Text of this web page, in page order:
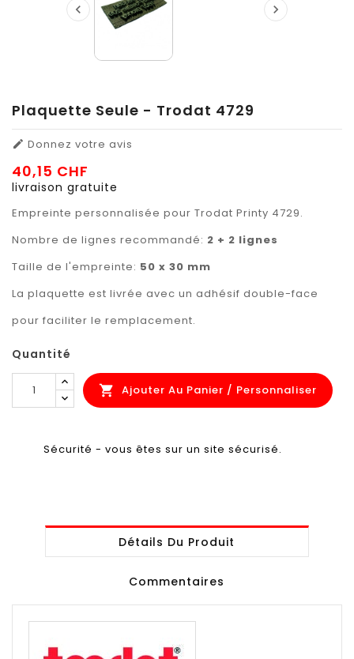
 
Plaquette Seule - Trodat 4729
 Donnez votre avis
40,15 CHF
livraison gratuite
Empreinte personnalisée pour Trodat Printy 4729.
Nombre de lignes recommandé: 2 + 2 lignes
Taille de l'empreinte: 50 x 30 mm
La plaquette est livrée avec un adhésif double-face
pour faciliter le remplacement.
Quantité
 Ajouter Au Panier / Personnaliser
Sécurité - vous êtes sur un site sécurisé.
Détails Du Produit
Commentaires